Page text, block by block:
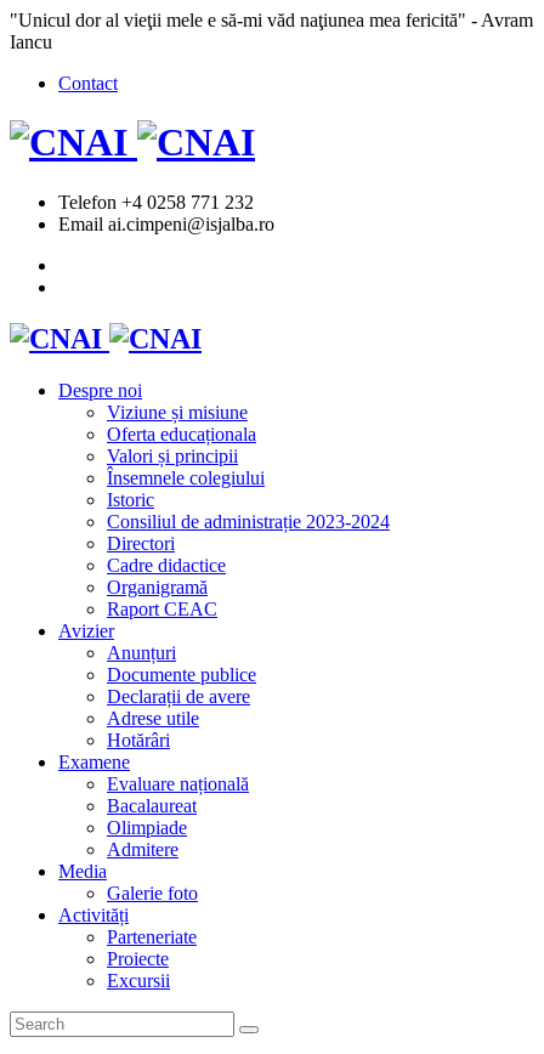
"Unicul dor al vieţii mele e să-mi văd naţiunea mea fericită" - Avram
Iancu
Contact
Telefon +4 0258 771 232
Email ai.cimpeni@isjalba.ro
Despre noi
Viziune și misiune
Oferta educaționala
Valori și principii
Însemnele colegiului
Istoric
Consiliul de administrație 2023-2024
Directori
Cadre didactice
Organigramă
Raport CEAC
Avizier
Anunțuri
Documente publice
Declarații de avere
Adrese utile
Hotărâri
Examene
Evaluare națională
Bacalaureat
Olimpiade
Admitere
Media
Galerie foto
Activități
Parteneriate
Proiecte
Excursii